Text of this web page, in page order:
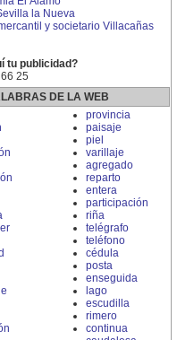
la Nueva
y societario Villacañas
tu publicidad?
25
DE LA WEB
provincia
paisaje
piel
varillaje
agregado
reparto
entera
participación
riña
telégrafo
teléfono
cédula
posta
enseguida
lago
escudilla
rimero
continua